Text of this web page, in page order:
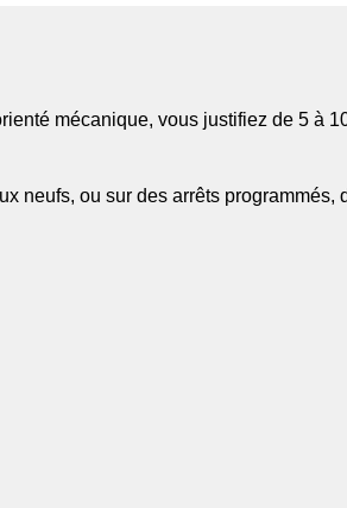
mécanique, vous justifiez de 5 à
neufs, ou sur des arrêts programmés,